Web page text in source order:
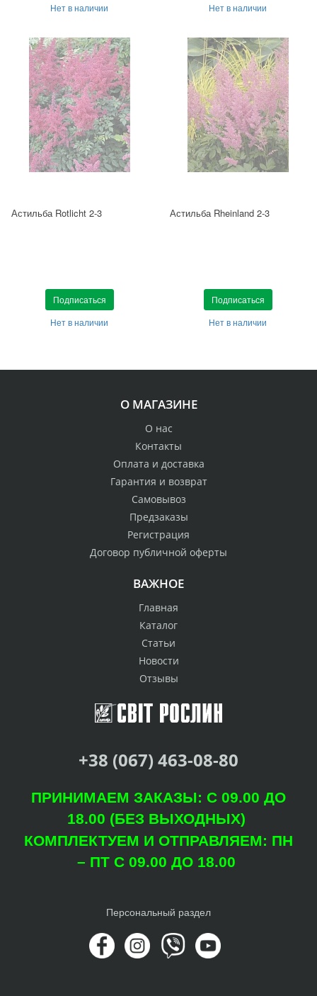
Нет в наличии
Нет в наличии
Астильба Rotlicht 2-3
Подписаться
Нет в наличии
Астильба Rheinland 2-3
Подписаться
Нет в наличии
О МАГАЗИНЕ
О нас
Контакты
Оплата и доставка
Гарантия и возврат
Самовывоз
Предзаказы
Регистрация
Договор публичной оферты
ВАЖНОЕ
Главная
Каталог
Статьи
Новости
Отзывы
+38 (067) 463-08-80
ПРИНИМАЕМ ЗАКАЗЫ: С 09.00 ДО
18.00 (БЕЗ ВЫХОДНЫХ)
КОМПЛЕКТУЕМ И ОТПРАВЛЯЕМ: ПН
– ПТ С 09.00 ДО 18.00
Персональный раздел